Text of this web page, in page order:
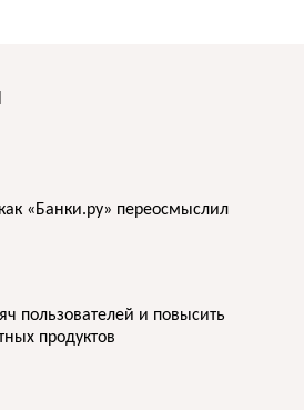
«Банки.ру» переосмыслил
пользователей и повысить
продуктов